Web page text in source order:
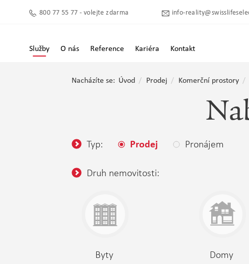
800 77 55 77 - volejte zdarma info-
Služby O nás Reference Kariéra Kontakt
Nacházíte se: Úvod Prodej Komerční prostory
Typ: Prodej Pronájem
Druh nemovitosti:
Byty Domy